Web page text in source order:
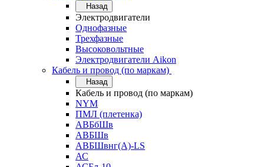
Назад
Электродвигатели
Однофазные
Трехфазные
Высоковольтные
Электродвигатели Aikon
Кабель и провод (по маркам)
Назад
Кабель и провод (по маркам)
NYM
ПМЛ (плетенка)
АВБбШв
АВБШв
АВБШвнг(А)-LS
АС